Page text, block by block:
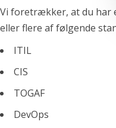
Vi foretrækker, at du har
eller flere af følgende
ITIL
CIS
TOGAF
DevOps
+45 71 99 02 10
info@recruit-it.com
Dalumvej 75
1610 København K
P. O. Pedersens Vej 2